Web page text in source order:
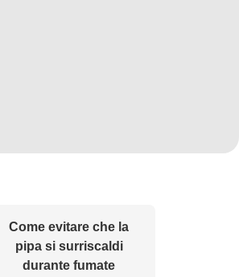
Come evitare che la
pipa si surriscaldi
durante fumate